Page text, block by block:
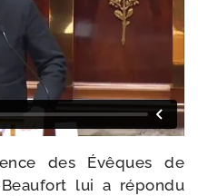
des Évêques de
lui a répon­du